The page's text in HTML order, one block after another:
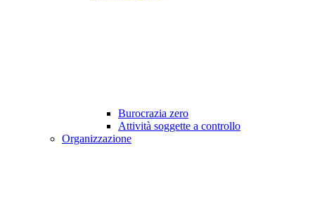
Burocrazia zero
Attività soggette a controllo
Organizzazione